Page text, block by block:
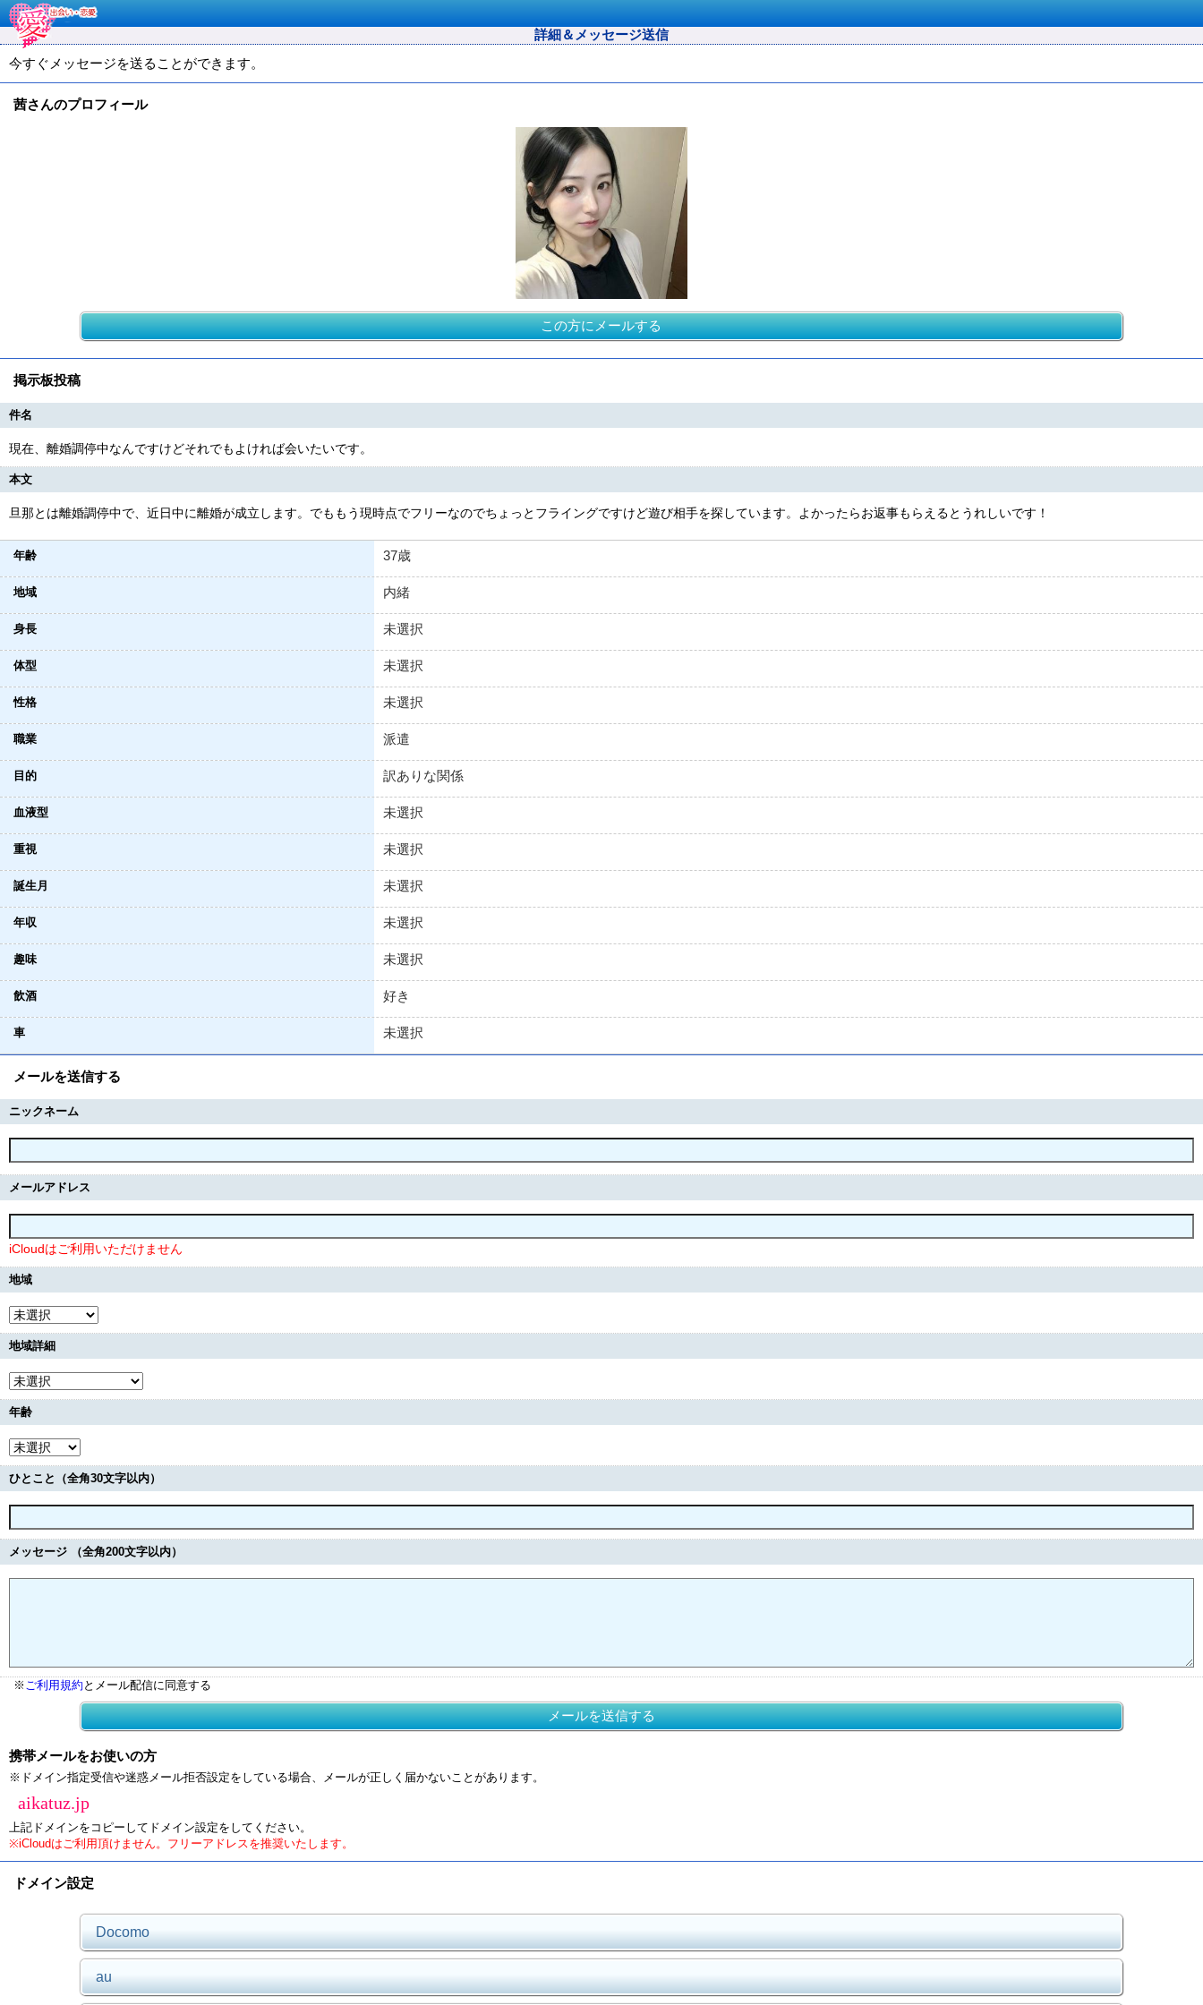
詳細＆メッセージ送信
今すぐメッセージを送ることができます。
茜さんのプロフィール
この方にメールする
掲示板投稿
件名
現在、離婚調停中なんですけどそれでもよければ会いたいです。
本文
旦那とは離婚調停中で、近日中に離婚が成立します。でももう現時点でフリーなのでちょっとフライングですけど遊び相手を探しています。よかったらお返事もらえるとうれしいです！
年齢 37歳
地域 内緒
身長 未選択
体型 未選択
性格 未選択
職業 派遣
目的 訳ありな関係
血液型 未選択
重視 未選択
誕生月 未選択
年収 未選択
趣味 未選択
飲酒 好き
車 未選択
メールを送信する
ニックネーム
メールアドレス
iCloudはご利用いただけません
地域
地域詳細
年齢
ひとこと（全角30文字以内）
メッセージ （全角200文字以内）
※ ご利用規約 とメール配信に同意する
メールを送信する
携帯メールをお使いの方
※ドメイン指定受信や迷惑メール拒否設定をしている場合、メールが正しく届かないことがあります。
aikatuz.jp
上記ドメインをコピーしてドメイン設定をしてください。
※iCloudはご利用頂けません。フリーアドレスを推奨いたします。
ドメイン設定
Docomo
au